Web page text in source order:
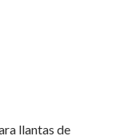
llantas de